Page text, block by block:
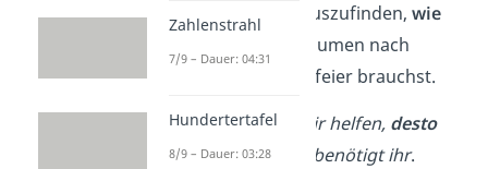
benutzen, um herauszufinden, wie
du zum Aufräumen nach
deiner Geburtstagsfeier brauchst.
Je mehr Leute
dir helfen, desto
weniger Zeit
benötigt ihr.
Zahlenstrahl
7/9 – Dauer: 04:31
Hundertertafel
8/9 – Dauer: 03:28